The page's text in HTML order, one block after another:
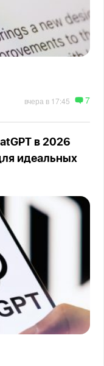
вчера в 17:45 7
в 2026
идеальных